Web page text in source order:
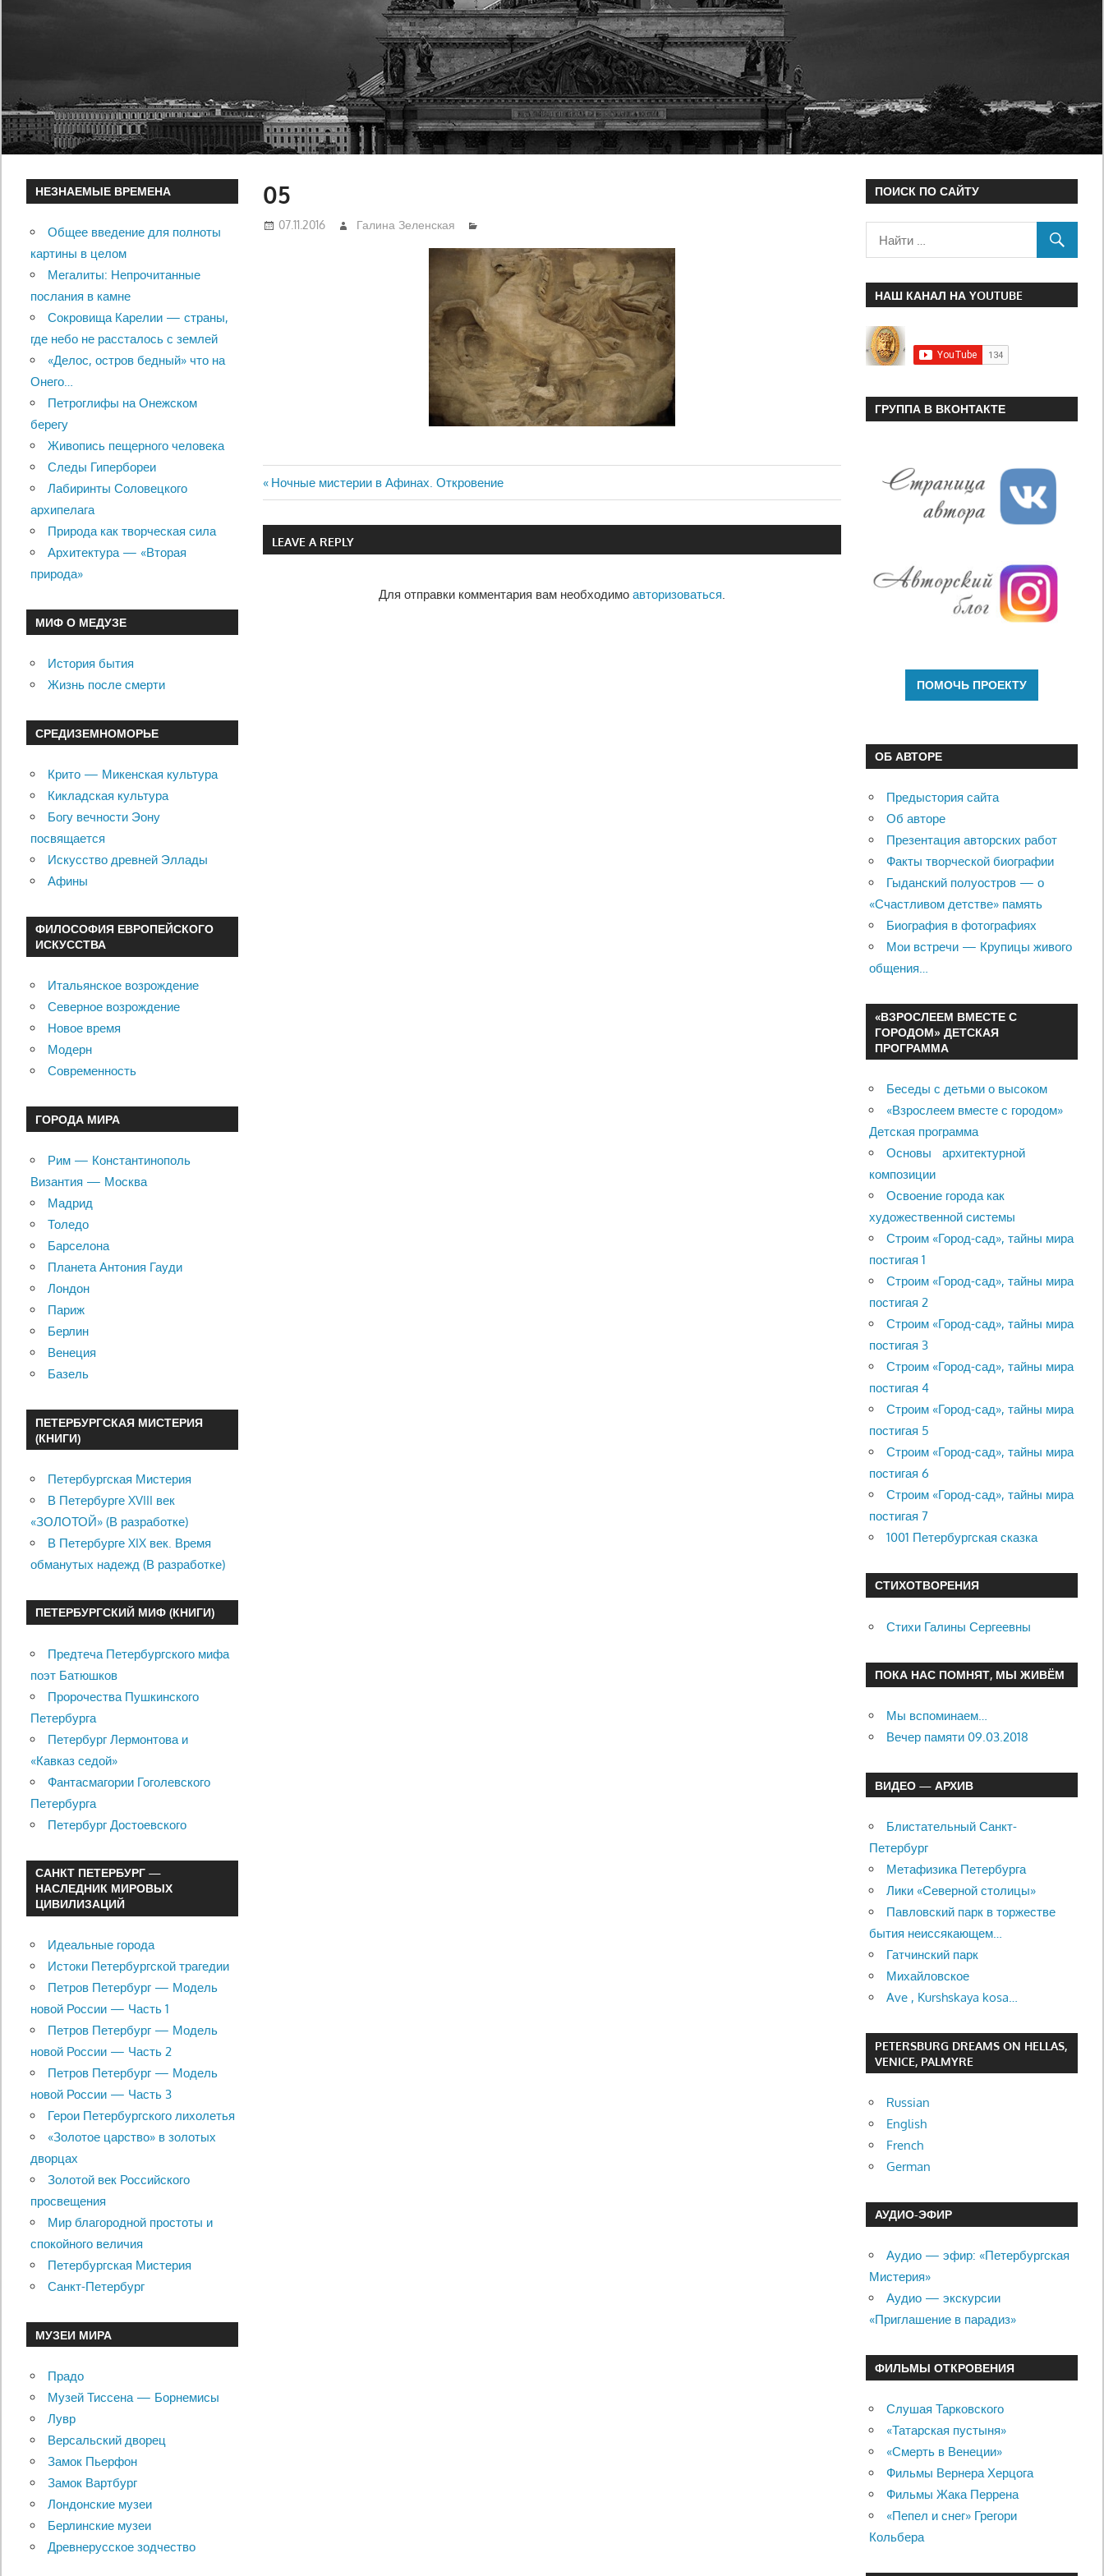
05
07.11.2016 Галина Зеленская
Навигация
по
Previous
Post:
Ночные мистерии в Афинах. Откровение
LEAVE A REPLY
Для отправки комментария вам необходимо авторизоваться.
НЕЗНАЕМЫЕ ВРЕМЕНА
Общее введение для полноты
картины в целом
Мегалиты: Непрочитанные
послания в камне
Сокровища Карелии — страны,
где небо не рассталось с землей
«Делос, остров бедный» что на
Онего…
Петроглифы на Онежском
берегу
Живопись пещерного человека
Следы Гипербореи
Лабиринты Соловецкого
архипелага
Природа как творческая сила
Архитектура — «Вторая
природа»
МИФ О МЕДУЗЕ
История бытия
Жизнь после смерти
СРЕДИЗЕМНОМОРЬЕ
Крито — Микенская культура
Кикладская культура
Богу вечности Эону
посвящается
Искусство древней Эллады
Афины
ФИЛОСОФИЯ ЕВРОПЕЙСКОГО
ИСКУССТВА
Итальянское возрождение
Северное возрождение
Новое время
Модерн
Современность
ГОРОДА МИРА
Рим — Константинополь
Византия — Москва
Мадрид
Толедо
Барселона
Планета Антония Гауди
Лондон
Париж
Берлин
Венеция
Базель
ПЕТЕРБУРГСКАЯ МИСТЕРИЯ
(КНИГИ)
Петербургская Мистерия
В Петербурге XVIII век
«ЗОЛОТОЙ» (В разработке)
В Петербурге XIX век. Время
обманутых надежд (В разработке)
ПЕТЕРБУРГСКИЙ МИФ (КНИГИ)
Предтеча Петербургского мифа
поэт Батюшков
Пророчества Пушкинского
Петербурга
Петербург Лермонтова и
«Кавказ седой»
Фантасмагории Гоголевского
Петербурга
Петербург Достоевского
САНКТ ПЕТЕРБУРГ —
НАСЛЕДНИК МИРОВЫХ
ЦИВИЛИЗАЦИЙ
Идеальные города
Истоки Петербургской трагедии
Петров Петербург — Модель
новой России — Часть 1
Петров Петербург — Модель
новой России — Часть 2
Петров Петербург — Модель
новой России — Часть 3
Герои Петербургского лихолетья
«Золотое царство» в золотых
дворцах
Золотой век Российского
просвещения
Мир благородной простоты и
спокойного величия
Петербургская Мистерия
Санкт-Петербург
МУЗЕИ МИРА
Прадо
Музей Тиссена — Борнемисы
Лувр
Версальский дворец
Замок Пьерфон
Замок Вартбург
Лондонские музеи
Берлинские музеи
Древнерусское зодчество
ПОИСК ПО САЙТУ
НАШ КАНАЛ НА YOUTUBE
ГРУППА В ВКОНТАКТЕ
ОБ АВТОРЕ
Предыстория сайта
Об авторе
Презентация авторских работ
Факты творческой биографии
Гыданский полуостров — о
«Счастливом детстве» память
Биография в фотографиях
Мои встречи — Крупицы живого
общения…
«ВЗРОСЛЕЕМ ВМЕСТЕ С
ГОРОДОМ» ДЕТСКАЯ
ПРОГРАММА
Беседы с детьми о высоком
«Взрослеем вместе с городом»
Детская программа
Основы архитектурной
композиции
Освоение города как
художественной системы
Строим «Город-сад», тайны мира
постигая 1
Строим «Город-сад», тайны мира
постигая 2
Строим «Город-сад», тайны мира
постигая 3
Строим «Город-сад», тайны мира
постигая 4
Строим «Город-сад», тайны мира
постигая 5
Строим «Город-сад», тайны мира
постигая 6
Строим «Город-сад», тайны мира
постигая 7
1001 Петербургская сказка
СТИХОТВОРЕНИЯ
Стихи Галины Сергеевны
ПОКА НАС ПОМНЯТ, МЫ ЖИВЁМ
Мы вспоминаем…
Вечер памяти 09.03.2018
ВИДЕО — АРХИВ
Блистательный Санкт-
Петербург
Метафизика Петербурга
Лики «Северной столицы»
Павловский парк в торжестве
бытия неиссякающем…
Гатчинский парк
Михайловское
Ave , Kurshskaya kosa…
PETERSBURG DREAMS ON HELLAS,
VENICE, PALMYRE
Russian
English
French
German
АУДИО-ЭФИР
Аудио — эфир: «Петербургская
Мистерия»
Аудио — экскурсии
«Приглашение в парадиз»
ФИЛЬМЫ ОТКРОВЕНИЯ
Слушая Тарковского
«Татарская пустыня»
«Смерть в Венеции»
Фильмы Вернера Херцога
Фильмы Жака Перрена
«Пепел и снег» Грегори
Кольбера